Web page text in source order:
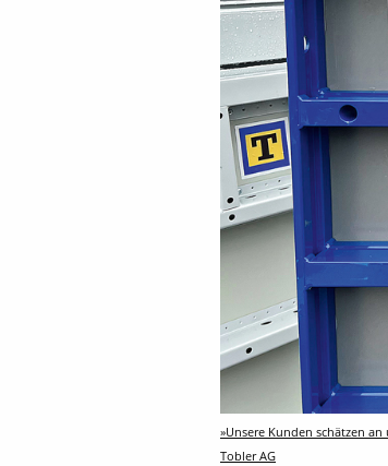
»Unsere Kunden schätzen
Tobler AG